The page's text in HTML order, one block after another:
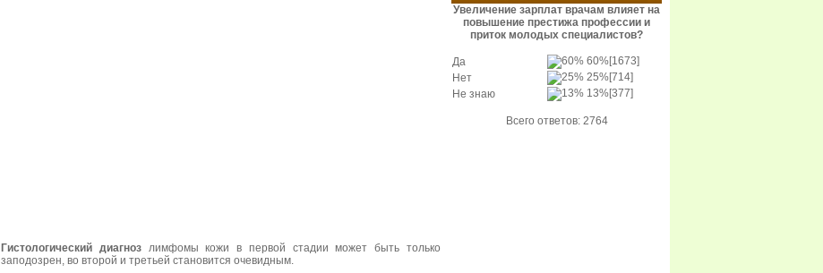
Гистологический диагнозлимфомы кожи в первой стадии может быть только
заподозрен, во второй и третьей становится очевидным.
Увеличение зарплат врачам влияет на
повышение престижа профессии и
приток молодых специалистов?
Да 60%[1673]
Нет
25%[714]
Не знаю
13%[377]
Всего ответов: 2764